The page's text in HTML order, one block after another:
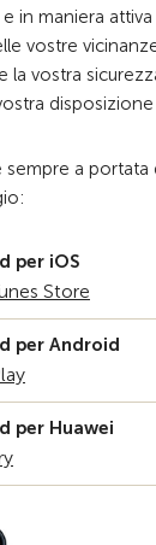
in maniera
vostre
la vostra
disposizione
a portata
per iOS
Store
per Android
per Huawei